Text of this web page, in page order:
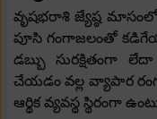
వృషభరాశి జ్యేష్ఠ మాసంలో
పూసి గంగాజలంతో
డబ్బు సురక్షితంగా
చేయడం వల్ల వ్యాపార
ఆర్థిక వ్యవస్థ స్థిరంగా